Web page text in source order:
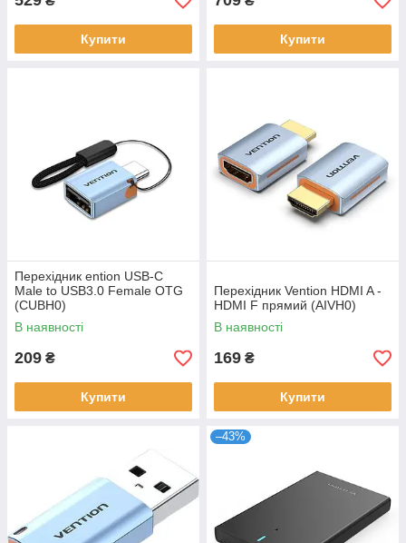
Купити Купити
Перехідник ention USB-C
Male to USB3.0 Female OTG
(CUBH0)
В наявності
209 ₴
Купити
Перехідник Vention HDMI A -
HDMI F прямий (AIVH0)
В наявності
169 ₴
Купити
–43%